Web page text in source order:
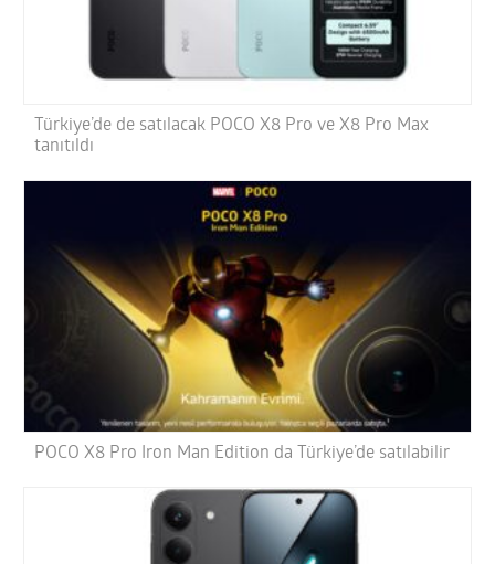
Türkiye’de de satılacak POCO X8 Pro ve X8 Pro Max
tanıtıldı
POCO X8 Pro Iron Man Edition da Türkiye’de satılabilir